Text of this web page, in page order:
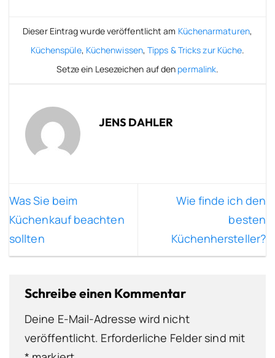
Dieser Eintrag wurde veröffentlicht am Küchenarmaturen,
Küchenspüle, Küchenwissen,Tipps & Tricks zur Küche.
Setze ein Lesezeichen auf den permalink.
JENS DAHLER
Was Sie beim
Küchenkauf beachten
sollten
Wie finde ich den
besten
Küchenhersteller?
Schreibe einen Kommentar
Deine E-Mail-Adresse wird nicht
veröffentlicht. Erforderliche Felder sind mit